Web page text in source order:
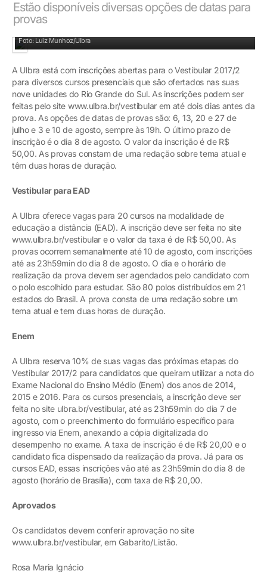
Estão disponíveis diversas opções de datas para
provas
Foto: Luiz Munhoz/Ulbra
A Ulbra está com inscrições abertas para o Vestibular 2017/2
para diversos cursos presenciais que são ofertados nas suas
nove unidades do Rio Grande do Sul. As inscrições podem ser
feitas pelo site www.ulbra.br/vestibular em até dois dias antes da
prova. As opções de datas de provas são: 6, 13, 20 e 27 de
julho e 3 e 10 de agosto, sempre às 19h. O último prazo de
inscrição é o dia 8 de agosto. O valor da inscrição é de R$
50,00. As provas constam de uma redação sobre tema atual e
têm duas horas de duração.
Vestibular para EAD
A Ulbra oferece vagas para 20 cursos na modalidade de
educação a distância (EAD). A inscrição deve ser feita no site
www.ulbra.br/vestibular e o valor da taxa é de R$ 50,00. As
provas ocorrem semanalmente até 10 de agosto, com inscrições
até as 23h59min do dia 8 de agosto. O dia e o horário de
realização da prova devem ser agendados pelo candidato com
o polo escolhido para estudar. São 80 polos distribuídos em 21
estados do Brasil. A prova consta de uma redação sobre um
tema atual e tem duas horas de duração.
Enem
A Ulbra reserva 10% de suas vagas das próximas etapas do
Vestibular 2017/2 para candidatos que queiram utilizar a nota do
Exame Nacional do Ensino Médio (Enem) dos anos de 2014,
2015 e 2016. Para os cursos presenciais, a inscrição deve ser
feita no site ulbra.br/vestibular, até as 23h59min do dia 7 de
agosto, com o preenchimento do formulário específico para
ingresso via Enem, anexando a cópia digitalizada do
desempenho no exame. A taxa de inscrição é de R$ 20,00 e o
candidato fica dispensado da realização da prova. Já para os
cursos EAD, essas inscrições vão até as 23h59min do dia 8 de
agosto (horário de Brasília), com taxa de R$ 20,00.
Aprovados
Os candidatos devem conferir aprovação no site
www.ulbra.br/vestibular, em Gabarito/Listão.
Rosa Maria Ignácio